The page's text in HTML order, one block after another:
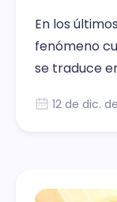
En los
fenómeno
se traduce
empleo no
12 de dic.